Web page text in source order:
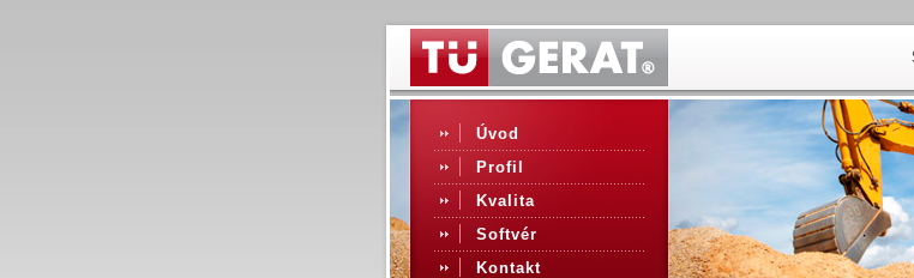
Úvod
Profil
Kvalita
Softvér
Kontakt